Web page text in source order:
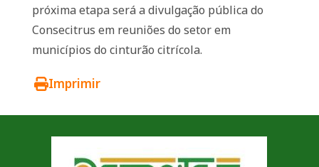
próxima etapa será a divulgação pública do
Consecitrus em reuniões do setor em
municípios do cinturão citrícola.
Imprimir